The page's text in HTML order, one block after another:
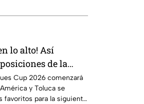
lo alto! Así
de la
a la jornada 2
Cup 2026 comenzará
y Toluca se
favoritos para la siguiente